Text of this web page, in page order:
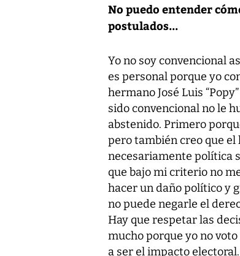
No puedo entender
postulados...
Yo no soy convencional
es personal porque yo
hermano José Luis
sido convencional no le
abstenido. Primero
pero también creo que el
necesariamente política
que bajo mi criterio no
hacer un daño político y
no puede negarle el
Hay que respetar las
mucho porque yo no
a ser el impacto electoral.